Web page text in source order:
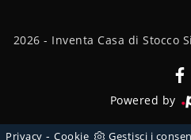
2026 - Inventa Casa di Stocco
Powered by
Privacy - Cookie Gestisci i